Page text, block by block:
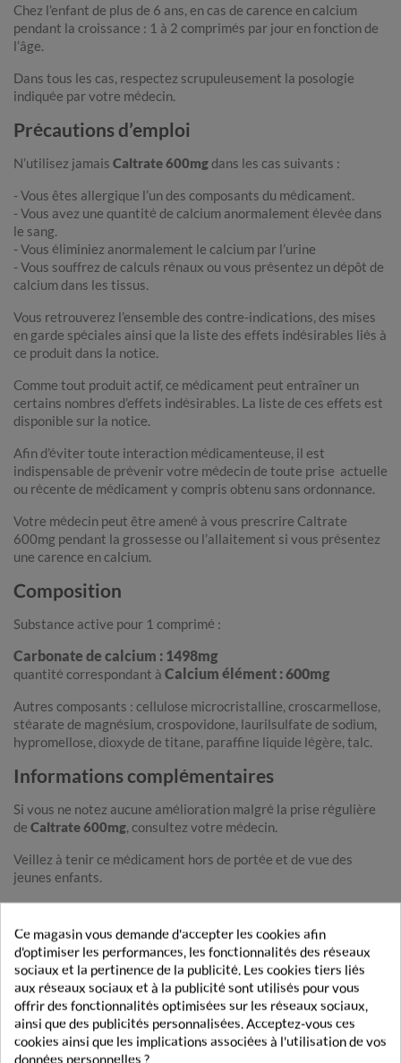
Chez l’enfant de plus de 6 ans, en cas de carence en calcium
pendant la croissance : 1 à 2 comprimés par jour en fonction de
l’âge.
Dans tous les cas, respectez scrupuleusement la posologie
indiquée par votre médecin.
Précautions d’emploi
N’utilisez jamais Caltrate 600mgdans les cas suivants :
- Vous êtes allergique l’un des composants du médicament.
- Vous avez une quantité de calcium anormalement élevée dans
le sang.
- Vous éliminiez anormalement le calcium par l’urine
- Vous souffrez de calculs rénaux ou vous présentez un dépôt de
calcium dans les tissus.
Vous retrouverez l’ensemble des contre-indications, des mises
en garde spéciales ainsi que la liste des effets indésirables liés à
ce produit dans la notice.
Comme tout produit actif, ce médicament peut entraîner un
certains nombres d’effets indésirables. La liste de ces effets est
disponible sur la notice.
Afin d’éviter toute interaction médicamenteuse, il est
indispensable de prévenir votre médecin de toute prise actuelle
ou récente de médicament y compris obtenu sans ordonnance.
Votre médecin peut être amené à vous prescrire Caltrate
600mg pendant la grossesse ou l’allaitement si vous présentez
une carence en calcium.
Composition
Substance active pour 1 comprimé :
Carbonate de calcium : 1498mg
quantité correspondant à Calcium élément : 600mg
Autres composants : cellulose microcristalline, croscarmellose,
stéarate de magnésium, crospovidone, laurilsulfate de sodium,
hypromellose, dioxyde de titane, paraffine liquide légère, talc.
Informations complémentaires
Si vous ne notez aucune amélioration malgré la prise régulière
de Caltrate 600mg, consultez votre médecin.
Veillez à tenir ce médicament hors de portée et de vue des
jeunes enfants.
Pour connaître l’ensemble des informations concernant ce
médicament, nous vous recommandons de consulter la notice ou
de vous renseigner auprès de votre médecin ou de votre
pharmacien.
DE LA MEME MARQUE
Ce magasin vous demande d'accepter les cookies afin
d'optimiser les performances, les fonctionnalités des réseaux
sociaux et la pertinence de la publicité. Les cookies tiers liés
aux réseaux sociaux et à la publicité sont utilisés pour vous
offrir des fonctionnalités optimisées sur les réseaux sociaux,
ainsi que des publicités personnalisées. Acceptez-vous ces
cookies ainsi que les implications associées à l'utilisation de vos
données personnelles ?